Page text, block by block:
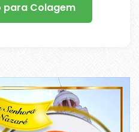
para Colagem